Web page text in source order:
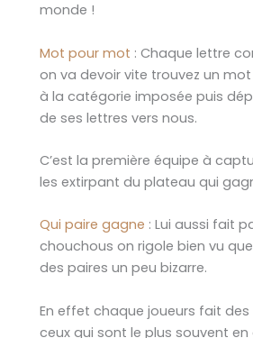
monde !
Mot pour mot : Chaque lettre
on va devoir vite trouvez un
à la catégorie imposée puis
de ses lettres vers nous.
C’est la première équipe à
les extirpant du plateau qui
Qui paire gagne : Lui aussi fait
chouchous on rigole bien vu
des paires un peu bizarre.
En effet chaque joueurs fait des
ceux qui sont le plus souvent